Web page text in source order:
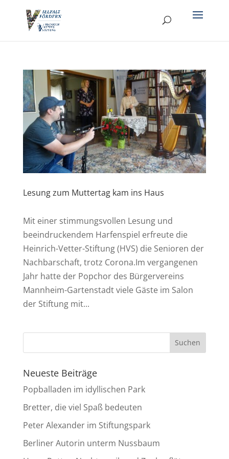
Lesung zum Muttertag kam ins Haus
Mit einer stimmungsvollen Lesung und
beeindruckendem Harfenspiel erfreute die
Heinrich-Vetter-Stiftung (HVS) die Senioren der
Nachbarschaft, trotz Corona.Im vergangenen
Jahr hatte der Popchor des Bürgervereins
Mannheim-Gartenstadt viele Gäste im Salon
der Stiftung mit...
Neueste Beiträge
Popballaden im idyllischen Park
Bretter, die viel Spaß bedeuten
Peter Alexander im Stiftungspark
Berliner Autorin unterm Nussbaum